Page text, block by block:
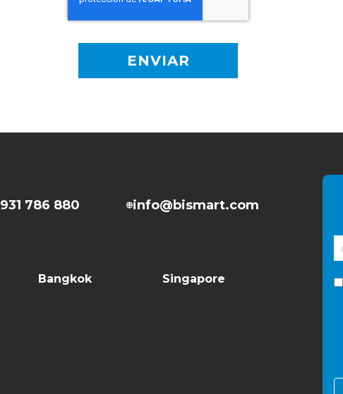
786 880 info@bismart.com
Bangkok Singapore